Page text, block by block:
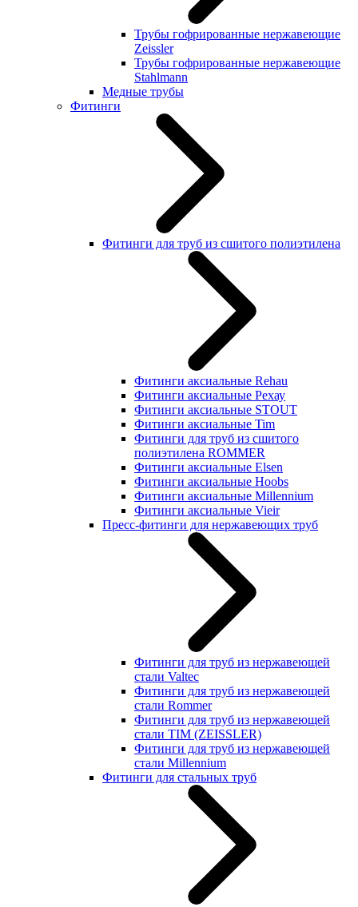
Трубы гофрированные нержавеющие
Zeissler
Трубы гофрированные нержавеющие
Stahlmann
Медные трубы
Фитинги
Фитинги для труб из сшитого полиэтилена
Фитинги аксиальные Rehau
Фитинги аксиальные Рехау
Фитинги аксиальные STOUT
Фитинги аксиальные Tim
Фитинги для труб из сшитого
полиэтилена ROMMER
Фитинги аксиальные Elsen
Фитинги аксиальные Hoobs
Фитинги аксиальные Millennium
Фитинги аксиальные Vieir
Пресс-фитинги для нержавеющих труб
Фитинги для труб из нержавеющей
стали Valtec
Фитинги для труб из нержавеющей
стали Rommer
Фитинги для труб из нержавеющей
стали TIM (ZEISSLER)
Фитинги для труб из нержавеющей
стали Millennium
Фитинги для стальных труб